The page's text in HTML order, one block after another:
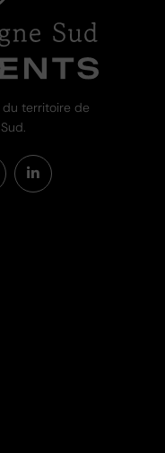
du territoire de